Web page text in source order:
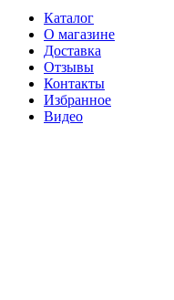
Каталог
О магазине
Доставка
Отзывы
Контакты
Избранное
Видео